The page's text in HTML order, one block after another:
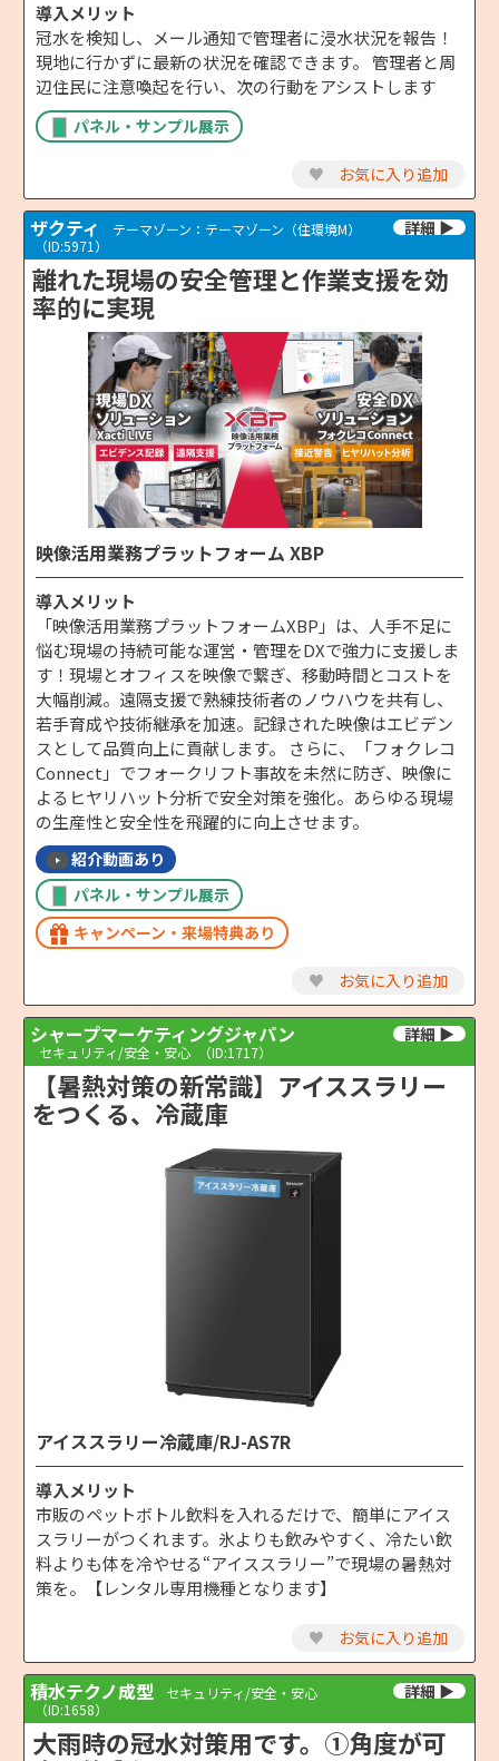
導入メリット
冠水を検知し、メール通知で管理者に浸水状況を報告！
現地に行かずに最新の状況を確認できます。 管理者と周
辺住民に注意喚起を行い、次の行動をアシストします
パネル・サンプル展示
♥ お気に入り追加
ザクティ
テーマゾーン：テーマゾーン（住環境M）
（ID:5971）
離れた現場の安全管理と作業支援を効
率的に実現
映像活用業務プラットフォーム XBP
導入メリット
「映像活用業務プラットフォームXBP」は、人手不足に
悩む現場の持続可能な運営・管理をDXで強力に支援しま
す！現場とオフィスを映像で繋ぎ、移動時間とコストを
大幅削減。遠隔支援で熟練技術者のノウハウを共有し、
若手育成や技術継承を加速。記録された映像はエビデン
スとして品質向上に貢献します。 さらに、「フォクレコ
Connect」でフォークリフト事故を未然に防ぎ、映像に
よるヒヤリハット分析で安全対策を強化。あらゆる現場
の生産性と安全性を飛躍的に向上させます。
紹介動画あり
パネル・サンプル展示
キャンペーン・来場特典あり
♥ お気に入り追加
シャープマーケティングジャパン
セキュリティ/安全・安心 （ID:1717）
【暑熱対策の新常識】アイススラリー
をつくる、冷蔵庫
アイススラリー冷蔵庫/RJ-AS7R
導入メリット
市販のペットボトル飲料を入れるだけで、簡単にアイス
スラリーがつくれます。氷よりも飲みやすく、冷たい飲
料よりも体を冷やせる“アイススラリー”で現場の暑熱対
策を。【レンタル専用機種となります】
♥ お気に入り追加
積水テクノ成型
セキュリティ/安全・安心
（ID:1658）
大雨時の冠水対策用です。①角度が可